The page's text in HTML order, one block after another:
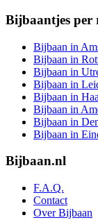
Bijbaantjes per
Bijbaan in
Bijbaan in
Bijbaan in
Bijbaan in
Bijbaan in
Bijbaan in
Bijbaan in
Bijbaan in
Bijbaan.nl
F.A.Q.
Contact
Over Bijbaan